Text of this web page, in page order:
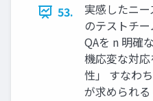
53.
実感したニ
のテストチ
QAを n 明確
機応変な対
性」 すなわ
が求められる